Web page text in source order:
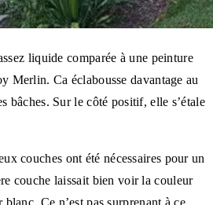
liquide comparée à une peinture
Merlin. Ca éclabousse davantage au
bâches. Sur le côté positif, elle s’étale
couches ont été nécessaires pour un
couche laissait bien voir la couleur
Ce n’est pas surprenant à ce